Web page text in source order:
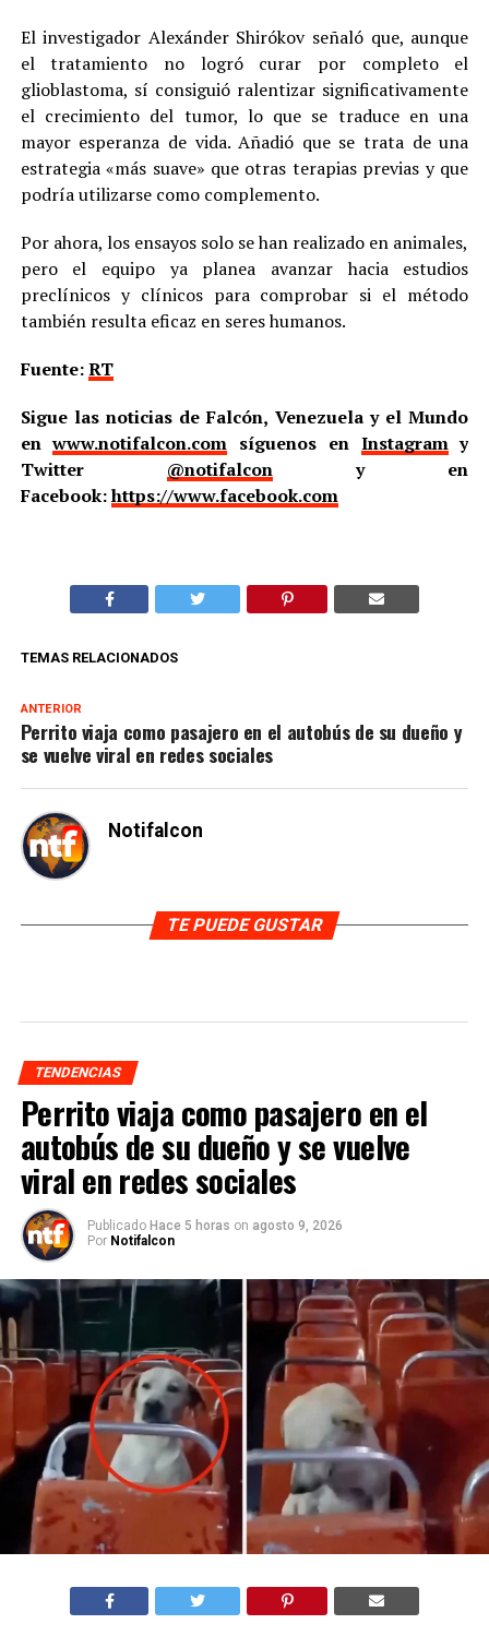
El investigador Alexánder Shirókov señaló que, aunque
el tratamiento no logró curar por completo el
glioblastoma, sí consiguió ralentizar significativamente
el crecimiento del tumor, lo que se traduce en una
mayor esperanza de vida. Añadió que se trata de una
estrategia «más suave» que otras terapias previas y que
podría utilizarse como complemento.
Por ahora, los ensayos solo se han realizado en animales,
pero el equipo ya planea avanzar hacia estudios
preclínicos y clínicos para comprobar si el método
también resulta eficaz en seres humanos.
Fuente:RT
Sigue las noticias de Falcón, Venezuela y el Mundo
enwww.notifalcon.com síguenos en Instagramy
Twitter @notifalcony en
Facebook:https://www.facebook.com
TEMAS RELACIONADOS
ANTERIOR
Perrito viaja como pasajero en el autobús de su dueño y
se vuelve viral en redes sociales
Notifalcon
TE PUEDE GUSTAR
TENDENCIAS
Perrito viaja como pasajero en el
autobús de su dueño y se vuelve
viral en redes sociales
Publicado Hace 5 horas on agosto 9, 2026
Por Notifalcon